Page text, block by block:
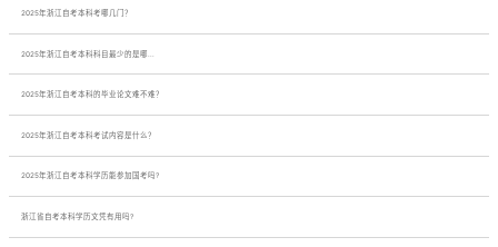
2025年浙江自考本科考哪几门？
2025年浙江自考本科科目最少的是哪...
2025年浙江自考本科的毕业论文难不难？
2025年浙江自考本科考试内容是什么？
2025年浙江自考本科学历能参加国考吗?
浙江省自考本科学历文凭有用吗?